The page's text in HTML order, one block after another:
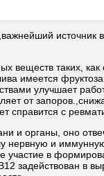
веществ таких, как
имеется
улучшает
от
справится с
и органы, оно
нервную и
участие в
задействован в